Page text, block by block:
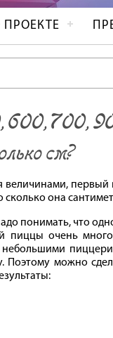
ПРОЕКТЕ
700,
см?
величинами, первый
сколько она
понимать, что
пиццы очень
Поэтому можно